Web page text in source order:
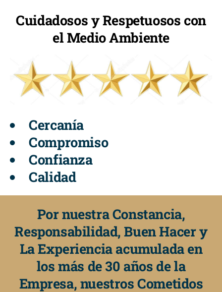
Cuidadosos y Respetuosos con
el Medio Ambiente
Cercanía
Compromiso
Confianza
Calidad
Por nuestra Constancia,
Responsabilidad, Buen Hacer y
La Experiencia acumulada en
los más de 30 años de la
Empresa, nuestros Cometidos